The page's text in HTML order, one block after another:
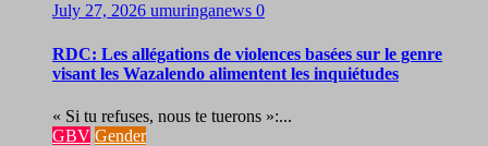
July 27, 2026 umuringanews 0
RDC: Les allégations de violences basées sur le genre
visant les Wazalendo alimentent les inquiétudes
« Si tu refuses, nous te tuerons »:...
GBV Gender